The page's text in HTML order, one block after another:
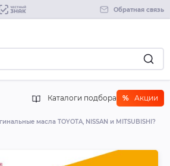
Обратная связь
Каталоги подбора % Акции
масла TOYOTA, NISSAN и MITSUBISHI?